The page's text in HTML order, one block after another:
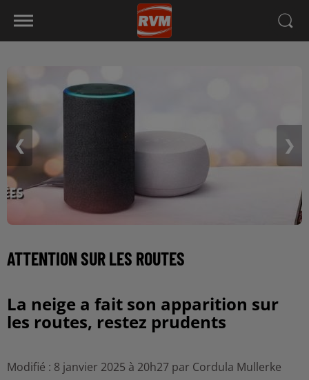
❮ ❯
ATTENTION SUR LES ROUTES
La neige a fait son apparition sur
les routes, restez prudents
Modifié : 8 janvier 2025 à 20h27 par Cordula Mullerke